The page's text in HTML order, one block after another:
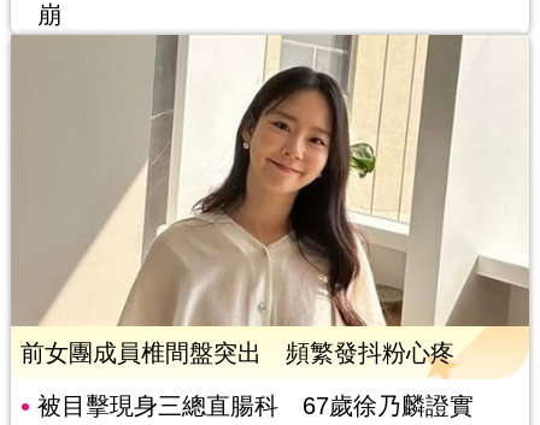
崩
前女團成員椎間盤突出 頻繁發抖粉心疼
被目擊現身三總直腸科 67歲徐乃麟證實